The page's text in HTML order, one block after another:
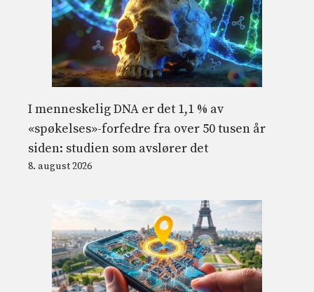
I menneskelig DNA er det 1,1 % av
«spøkelses»-forfedre fra over 50 tusen år
siden: studien som avslører det
8. august 2026